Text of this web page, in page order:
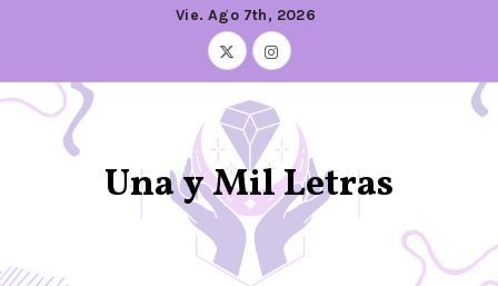
Vie. Ago 7th, 2026
Una y Mil Letras